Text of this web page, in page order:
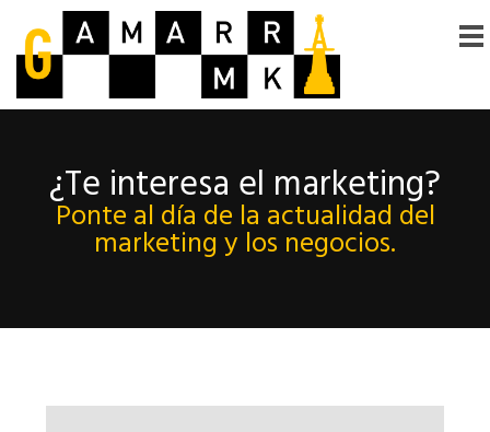
¿Te interesa el marketing?
Ponte al día de la actualidad del
marketing y los negocios.